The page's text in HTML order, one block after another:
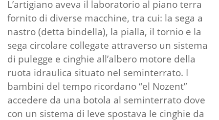
L’artigiano aveva il laboratorio al piano terra
fornito di diverse macchine, tra cui: la sega a
nastro (detta bindella), la pialla, il tornio e la
sega circolare collegate attraverso un sistema
di pulegge e cinghie all’albero motore della
ruota idraulica situato nel seminterrato. I
bambini del tempo ricordano “el Nozent”
accedere da una botola al seminterrato dove
con un sistema di leve spostava le cinghie da